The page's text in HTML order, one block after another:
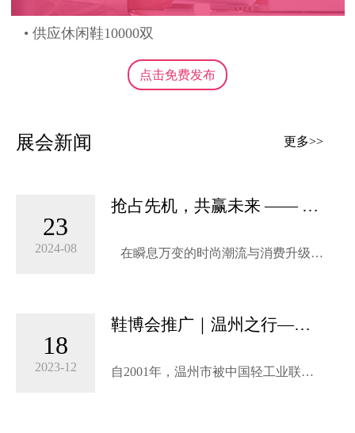
• 供应休闲鞋10000双
点击免费发布
展会新闻 更多>>
23
2024-08
抢占先机，共赢未来 —— 立
国际鞋业展览会黄金展位！
在瞬息万变的时尚潮流与消费升级的
业界的年度盛事，正蓄势待发，即将
不仅是一次行业的深度交流，更是品
18
2023-12
鞋博会推广｜温州之行——
外延齐并进
自2001年，温州市被中国轻工业联合